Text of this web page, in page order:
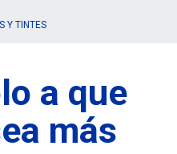
Y TINTES
a que
más